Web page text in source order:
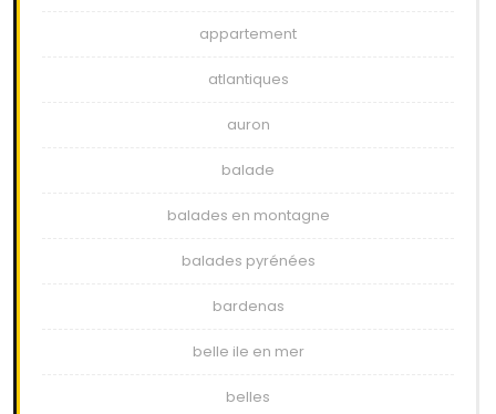
appartement
atlantiques
auron
balade
balades en montagne
balades pyrénées
bardenas
belle ile en mer
belles